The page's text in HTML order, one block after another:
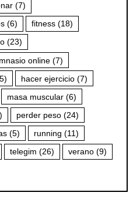
(7)
(6) fitness (18)
(23)
online (7)
hacer ejercicio (7)
masa muscular (6)
perder peso (24)
(5) running (11)
telegim (26) verano (9)